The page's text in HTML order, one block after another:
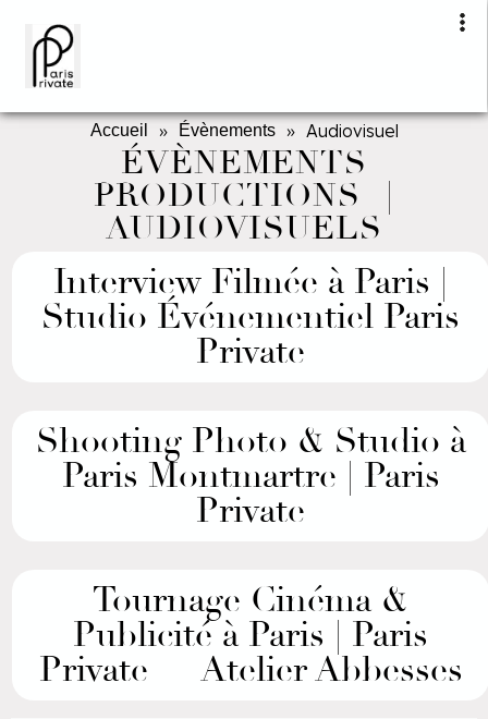
Accueil » Évènements » Audiovisuel
ÉVÈNEMENTS
PRODUCTIONS |
AUDIOVISUELS
Interview Filmée à Paris |
Studio Événementiel Paris
Private
Shooting Photo & Studio à
Paris Montmartre | Paris
Private
Tournage Cinéma &
Publicité à Paris | Paris
Private — Atelier Abbesses